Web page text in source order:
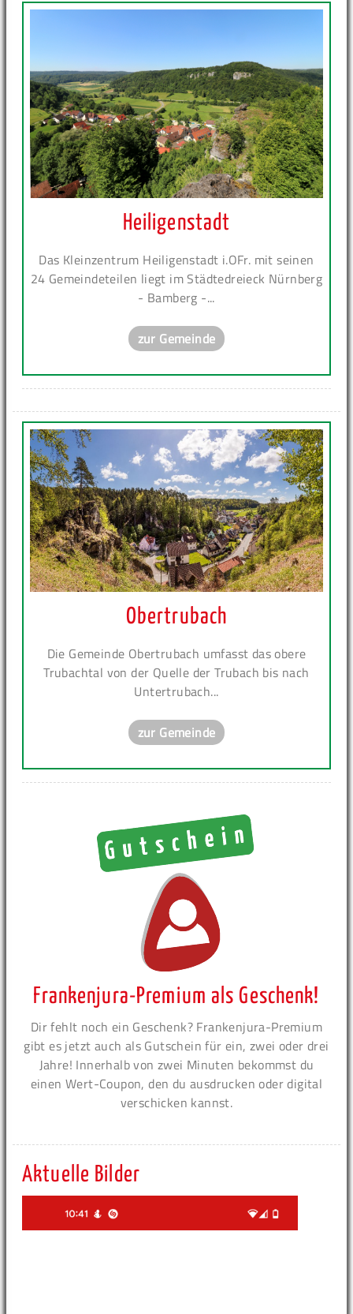
Heiligenstadt
Das Kleinzentrum Heiligenstadt i.OFr. mit seinen
24 Gemeindeteilen liegt im Städtedreieck Nürnberg
- Bamberg -...
zur Gemeinde
Obertrubach
Die Gemeinde Obertrubach umfasst das obere
Trubachtal von der Quelle der Trubach bis nach
Untertrubach...
zur Gemeinde
Frankenjura-Premium als Geschenk!
Dir fehlt noch ein Geschenk? Frankenjura-Premium
gibt es jetzt auch als Gutschein für ein, zwei oder drei
Jahre! Innerhalb von zwei Minuten bekommst du
einen Wert-Coupon, den du ausdrucken oder digital
verschicken kannst.
Aktuelle Bilder